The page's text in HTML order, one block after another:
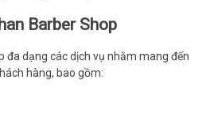
Barber Shop
đa dạng các dịch vụ nhằm mang đến
hàng, bao gồm: